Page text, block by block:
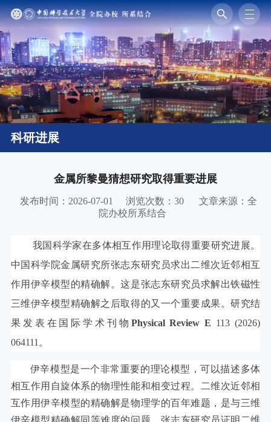
科研进展
金属所黎曼猜想研究取得重要进展
发布时间：2026-07-01 浏览次数：30
文章来源：全
院办校所系结合
我国科学家在多体相互作用理论取得重要研究进展。
中国科学院金属研究所张志东研究员求出二维次近邻相互
作用伊辛模型的精确解。这是张志东研究员求解出铁磁性
三维伊辛模型精确解之后取得的又一个重要成果。研究结
果发表在国际学术刊物 Physical Review E 113 (2026)
064111。
伊辛模型是一个非常重要的理论模型，可以描述多体
相互作用自旋体系的物理性能和相变过程。二维次近邻相
互作用伊辛模型的精确解是物理学的百年难题，是与三维
伊辛模型精确解同等难度的问题。张志东研究员证明二维